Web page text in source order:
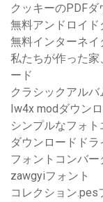
クッキーのPDFダ
無料アンドロイ
無料インターネ
私たちが作った
ード
クラシックアル
Iw4x modダウン
シンプルなフォ
ダウンロードドラ
フォントコンバ
zawgyiフォント
コレクション.pes